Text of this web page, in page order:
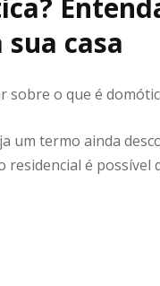
casa
sobre o que é
um termo ainda
residencial é